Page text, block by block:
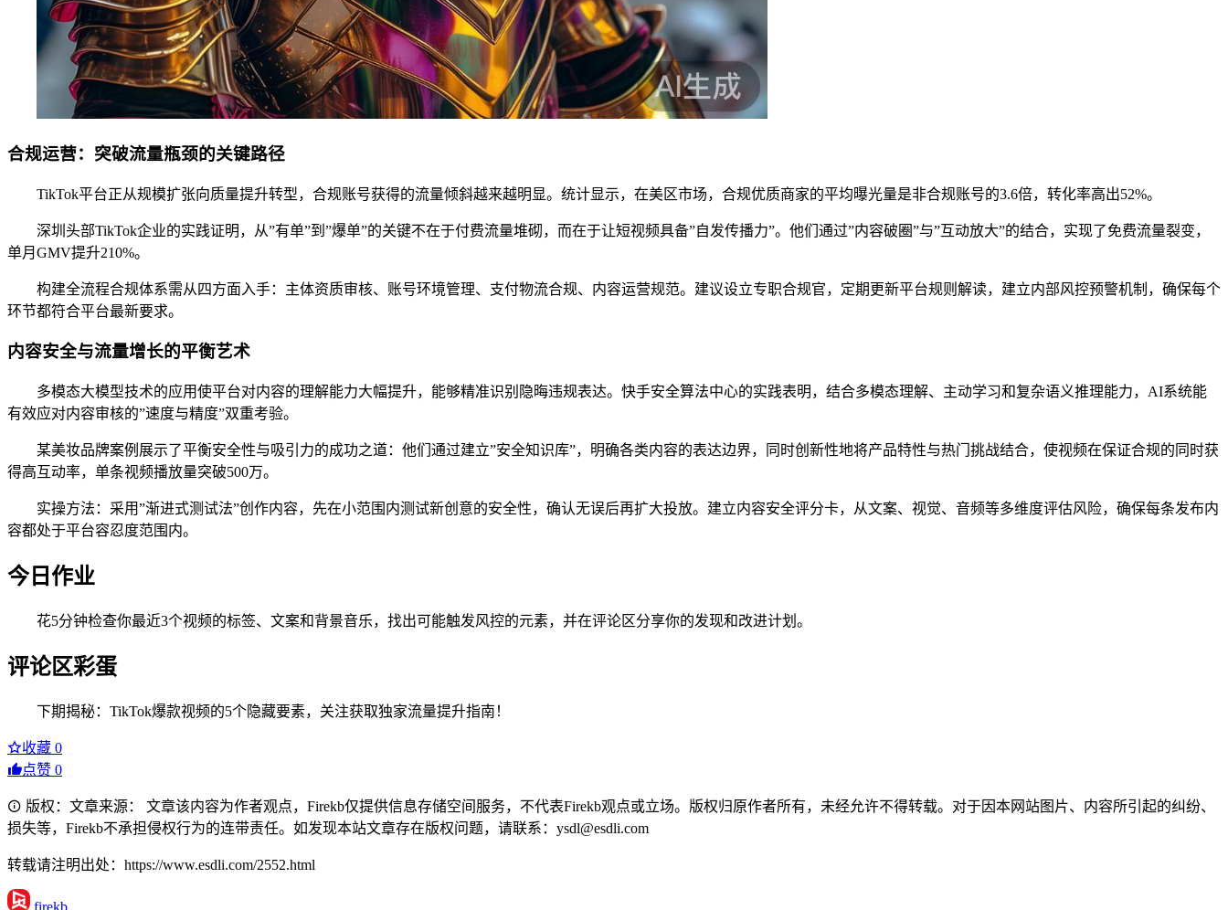
合规运营：突破流量瓶颈的关键路径
TikTok平台正从规模扩张向质量提升转型，合规账号获得的流量倾斜越来越明显。统计显示，在美区市场，合规优质商家的平均曝光量是非合规账号的3.6倍，转化率高出52%。
深圳头部TikTok企业的实践证明，从”有单”到”爆单”的关键不在于付费流量堆砌，而在于让短视频具备”自发传播力”。他们通过”内容破圈”与”互动放大”的结合，实现了免费流量裂变，
单月GMV提升210%。
构建全流程合规体系需从四方面入手：主体资质审核、账号环境管理、支付物流合规、内容运营规范。建议设立专职合规官，定期更新平台规则解读，建立内部风控预警机制，确保每个
环节都符合平台最新要求。
内容安全与流量增长的平衡艺术
多模态大模型技术的应用使平台对内容的理解能力大幅提升，能够精准识别隐晦违规表达。快手安全算法中心的实践表明，结合多模态理解、主动学习和复杂语义推理能力，AI系统能
有效应对内容审核的”速度与精度”双重考验。
某美妆品牌案例展示了平衡安全性与吸引力的成功之道：他们通过建立”安全知识库”，明确各类内容的表达边界，同时创新性地将产品特性与热门挑战结合，使视频在保证合规的同时获
得高互动率，单条视频播放量突破500万。
实操方法：采用”渐进式测试法”创作内容，先在小范围内测试新创意的安全性，确认无误后再扩大投放。建立内容安全评分卡，从文案、视觉、音频等多维度评估风险，确保每条发布内
容都处于平台容忍度范围内。
今日作业
花5分钟检查你最近3个视频的标签、文案和背景音乐，找出可能触发风控的元素，并在评论区分享你的发现和改进计划。
评论区彩蛋
下期揭秘：TikTok爆款视频的5个隐藏要素，关注获取独家流量提升指南！
收藏 0
点赞 0
版权：文章来源： 文章该内容为作者观点，Firekb仅提供信息存储空间服务，不代表Firekb观点或立场。版权归原作者所有，未经允许不得转载。对于因本网站图片、内容所引起的纠纷、
损失等，Firekb不承担侵权行为的连带责任。如发现本站文章存在版权问题，请联系：ysdl@esdli.com
转载请注明出处：https://www.esdli.com/2552.html
firekb